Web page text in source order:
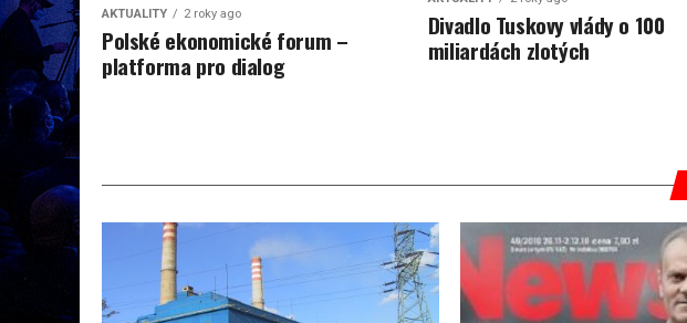
AKTUALITY 2 roky ago
Polské ekonomické forum –
platforma pro dialog
Divadlo Tuskovy vlády o 100
miliardách zlotých